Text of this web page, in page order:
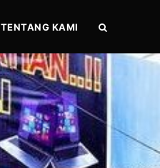
TENTANG KAMI